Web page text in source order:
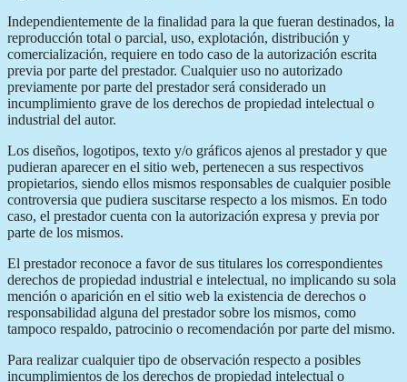
Independientemente de la finalidad para la que fueran destinados, la
reproducción total o parcial, uso, explotación, distribución y
comercialización, requiere en todo caso de la autorización escrita
previa por parte del prestador. Cualquier uso no autorizado
previamente por parte del prestador será considerado un
incumplimiento grave de los derechos de propiedad intelectual o
industrial del autor.
Los diseños, logotipos, texto y/o gráficos ajenos al prestador y que
pudieran aparecer en el sitio web, pertenecen a sus respectivos
propietarios, siendo ellos mismos responsables de cualquier posible
controversia que pudiera suscitarse respecto a los mismos. En todo
caso, el prestador cuenta con la autorización expresa y previa por
parte de los mismos.
El prestador reconoce a favor de sus titulares los correspondientes
derechos de propiedad industrial e intelectual, no implicando su sola
mención o aparición en el sitio web la existencia de derechos o
responsabilidad alguna del prestador sobre los mismos, como
tampoco respaldo, patrocinio o recomendación por parte del mismo.
Para realizar cualquier tipo de observación respecto a posibles
incumplimientos de los derechos de propiedad intelectual o